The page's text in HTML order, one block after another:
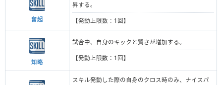
奮起
昇する。
【発動上限数：1回】
知略
試合中、自身のキックと賢さが増加する。
【発動上限数：1回】
スキル発動した際の自身のクロス時のみ、ナイスパ